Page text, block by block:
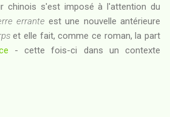
chinois s'est imposé à l'attention du
errante est une nouvelle antérieure
et elle fait, comme ce roman, la part
- cette fois-ci dans un contexte